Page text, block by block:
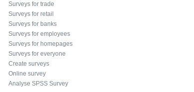
Surveys for trade
Surveys for retail
Surveys for banks
Surveys for employees
Surveys for homepages
Surveys for everyone
Create surveys
Online survey
Analyse SPSS Survey